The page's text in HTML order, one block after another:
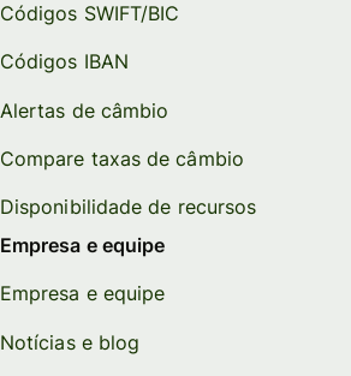
Códigos SWIFT/BIC
Códigos IBAN
Alertas de câmbio
Compare taxas de câmbio
Disponibilidade de recursos
Empresa e equipe
Empresa e equipe
Notícias e blog